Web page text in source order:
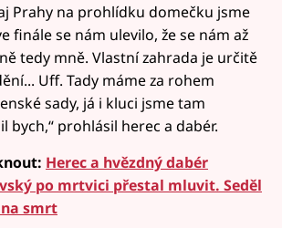
Prahy na prohlídku domečku jsme
finále se nám ulevilo, že se nám až
tedy mně. Vlastní zahrada je určitě
Uff. Tady máme za rohem
sady, já i kluci jsme tam
bych,“ prohlásil herec a dabér.
Herec a hvězdný dabér
po mrtvici přestal mluvit. Seděl
smrt